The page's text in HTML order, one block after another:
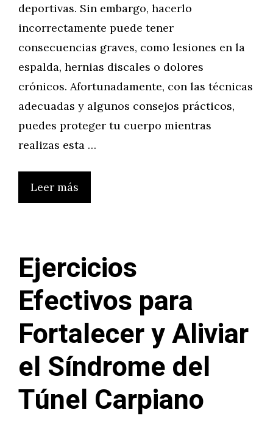
deportivas. Sin embargo, hacerlo
incorrectamente puede tener
consecuencias graves, como lesiones en la
espalda, hernias discales o dolores
crónicos. Afortunadamente, con las técnicas
adecuadas y algunos consejos prácticos,
puedes proteger tu cuerpo mientras
realizas esta …
Leer más
Ejercicios
Efectivos para
Fortalecer y Aliviar
el Síndrome del
Túnel Carpiano